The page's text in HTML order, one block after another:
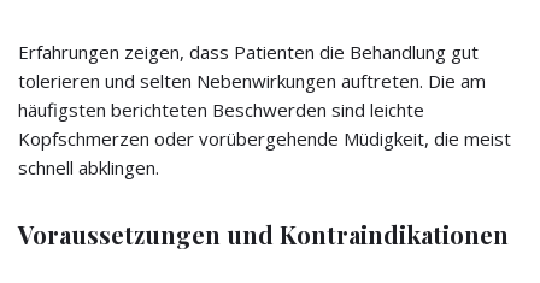
Erfahrungen zeigen, dass Patienten die Behandlung gut
tolerieren und selten Nebenwirkungen auftreten. Die am
häufigsten berichteten Beschwerden sind leichte
Kopfschmerzen oder vorübergehende Müdigkeit, die meist
schnell abklingen.
Voraussetzungen und Kontraindikationen